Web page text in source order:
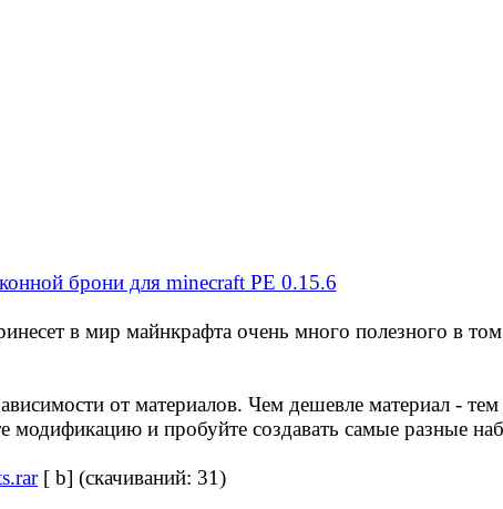
в мир майнкрафта очень много полезного в
от материалов. Чем дешевле материал -
модификацию и пробуйте создавать самые разные
[ b] (cкачиваний: 31)